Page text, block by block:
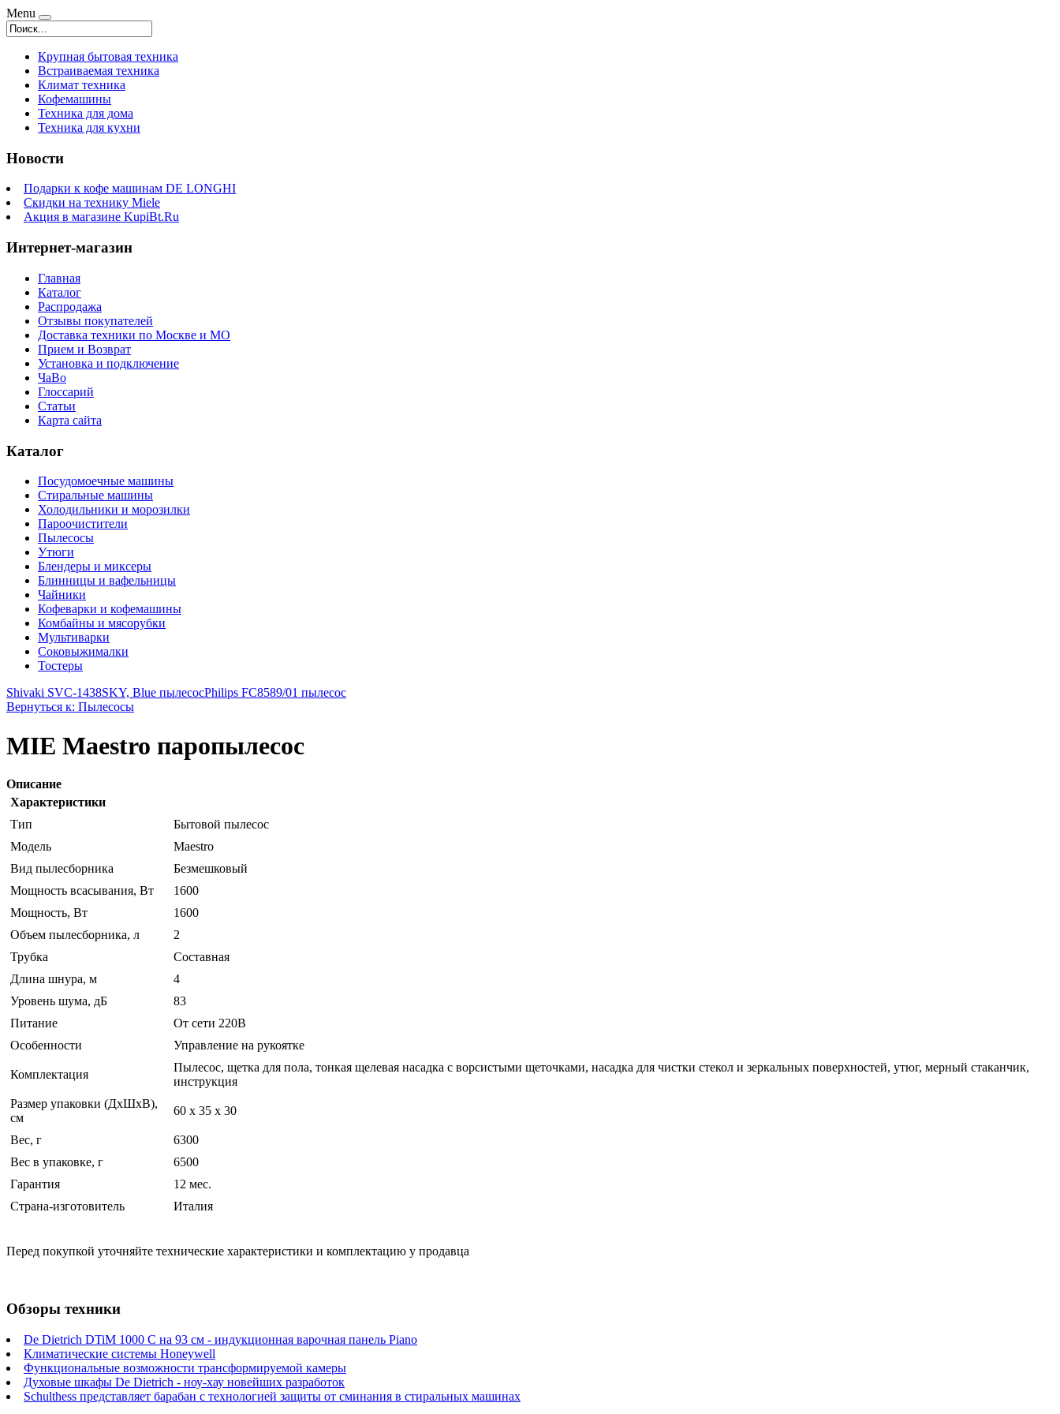
Menu
Крупная бытовая техника
Встраиваемая техника
Климат техника
Кофемашины
Техника для дома
Техника для кухни
Новости
Подарки к кофе машинам DE LONGHI
Скидки на технику Miele
Акция в магазине KupiBt.Ru
Интернет-магазин
Главная
Каталог
Распродажа
Отзывы покупателей
Доставка техники по Москве и МО
Прием и Возврат
Установка и подключение
ЧаВо
Глоссарий
Статьи
Карта сайта
Каталог
Посудомоечные машины
Стиральные машины
Холодильники и морозилки
Пароочистители
Пылесосы
Утюги
Блендеры и миксеры
Блинницы и вафельницы
Чайники
Кофеварки и кофемашины
Комбайны и мясорубки
Мультиварки
Соковыжималки
Тостеры
Shivaki SVC-1438SKY, Blue пылесосPhilips FC8589/01 пылесос
Вернуться к: Пылесосы
MIE Maestro паропылесос
Описание
Характеристики
Тип
Бытовой пылесос
Модель
Maestro
Вид пылесборника
Безмешковый
Мощность всасывания, Вт
1600
Мощность, Вт
1600
Объем пылесборника, л
2
Трубка
Составная
Длина шнура, м
4
Уровень шума, дБ
83
Питание
От сети 220В
Особенности
Управление на рукоятке
Комплектация
Пылесос, щетка для пола, тонкая щелевая насадка с ворсистыми щеточками, насадка для чистки стекол и зеркальных поверхностей, утюг, мерный стаканчик,
инструкция
Размер упаковки (ДхШхВ),
см
60 x 35 x 30
Вес, г
6300
Вес в упаковке, г
6500
Гарантия
12 мес.
Страна-изготовитель
Италия
Перед покупкой уточняйте технические характеристики и комплектацию у продавца
Обзоры техники
De Dietrich DTiM 1000 C на 93 см - индукционная варочная панель Piano
Климатические системы Honeywell
Функциональные возможности трансформируемой камеры
Духовые шкафы De Dietrich - ноу-хау новейших разработок
Schulthess представляет барабан с технологией защиты от сминания в стиральных машинах